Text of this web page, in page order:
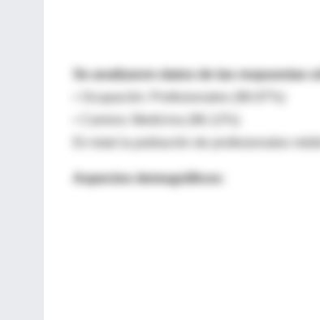
Se analizaron datos de las respuestas
• Ocupación: Profesionales (96.97%)
Aspectos demográficos: